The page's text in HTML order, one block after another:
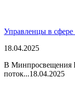
Управленцы в
18.04.2025
В Минпросвещения
поток...18.04.2025